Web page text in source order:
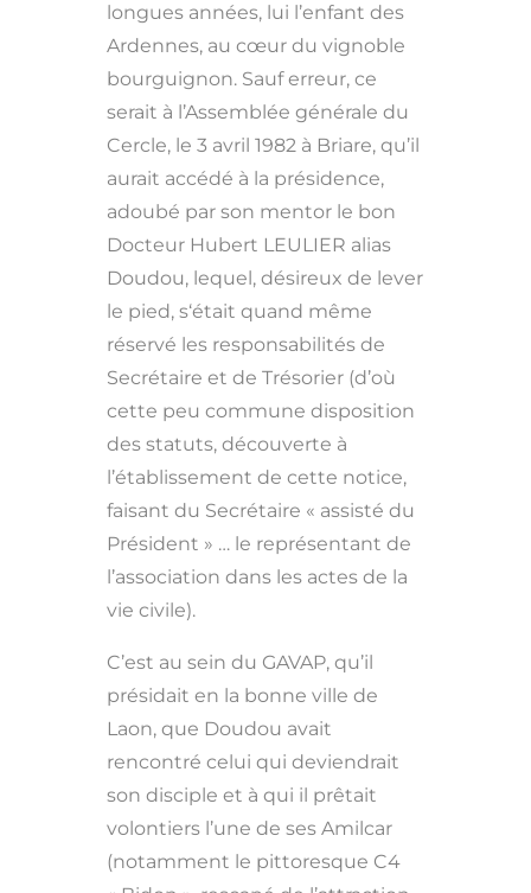
longues années, lui l’enfant des
Ardennes, au cœur du vignoble
bourguignon. Sauf erreur, ce
serait à l’Assemblée générale du
Cercle, le 3 avril 1982 à Briare, qu’il
aurait accédé à la présidence,
adoubé par son mentor le bon
Docteur Hubert LEULIER alias
Doudou, lequel, désireux de lever
le pied, s‘était quand même
réservé les responsabilités de
Secrétaire et de Trésorier (d’où
cette peu commune disposition
des statuts, découverte à
l’établissement de cette notice,
faisant du Secrétaire « assisté du
Président » … le représentant de
l’association dans les actes de la
vie civile).
C’est au sein du GAVAP, qu’il
présidait en la bonne ville de
Laon, que Doudou avait
rencontré celui qui deviendrait
son disciple et à qui il prêtait
volontiers l’une de ses Amilcar
(notamment le pittoresque C4